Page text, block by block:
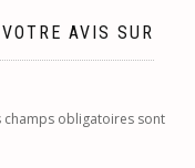
AVIS SUR
champs obligatoires sont